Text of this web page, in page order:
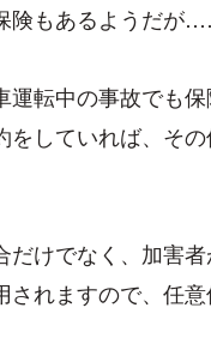
険もあるようだが
運転中の事故でも
していれば、そ
けでなく、加害
れますので、任